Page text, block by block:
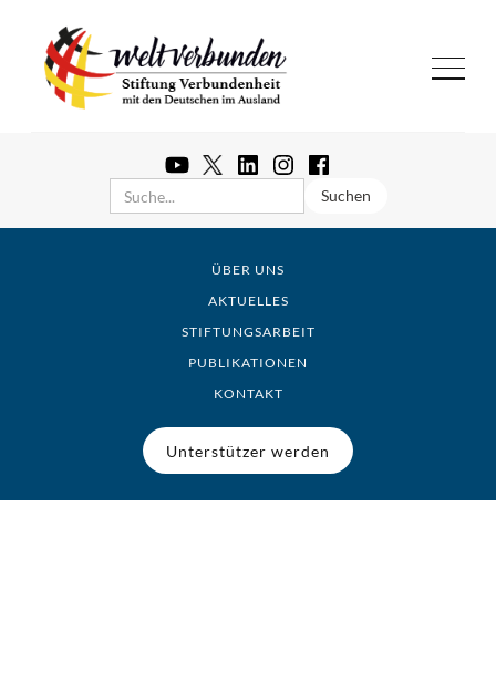
ÜBER UNS
AKTUELLES
STIFTUNGSARBEIT
PUBLIKATIONEN
KONTAKT
Unterstützer werden